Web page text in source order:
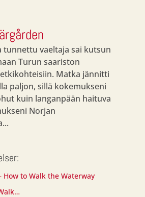
tunnettu vaeltaja sai kutsun
Turun saariston
Matka jännitti
paljon, sillä kokemukseni
kuin langanpään haituva
Norjan
How to Walk the Waterway